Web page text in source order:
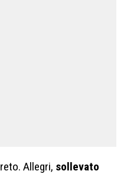
Allegri, sollevato